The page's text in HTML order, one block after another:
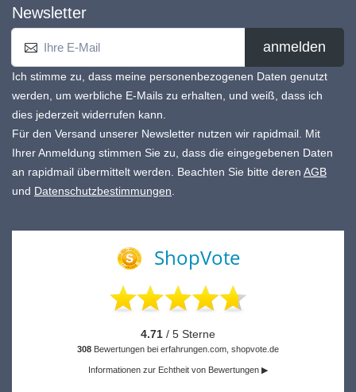
Newsletter
anmelden
Ich stimme zu, dass meine personenbezogenen Daten genutzt
werden, um werbliche E-Mails zu erhalten, und weiß, dass ich
dies jederzeit widerrufen kann.
Für den Versand unserer Newsletter nutzen wir rapidmail. Mit
Ihrer Anmeldung stimmen Sie zu, dass die eingegebenen Daten
an rapidmail übermittelt werden. Beachten Sie bitte deren AGB
und Datenschutzbestimmungen
ShopVote
4.71 / 5 Sterne
308 Bewertungen bei erfahrungen.com, shopvote.de
Informationen zur Echtheit von Bewertungen ▶